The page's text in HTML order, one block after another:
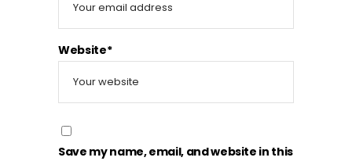
Website*
Save my name, email, and website in this